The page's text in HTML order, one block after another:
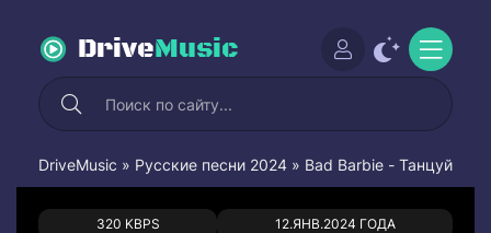
DriveMusic
DriveMusic » Русские песни 2024 » Bad Barbie - Танцуй
320 KBPS 12.ЯНВ.2024 ГОДА
0 0